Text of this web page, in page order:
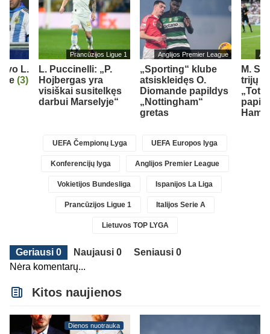
L.
(3)
Prancūzijos Ligue 1
L. Puccinelli: „P.
Hojbergas yra
visiškai susitelkęs
darbui Marselyje“
Anglijos Premier League
„Sporting“ klube
atsiskleidęs O.
Diomande papildys
„Nottingham“
gretas
M.
trijų
UEFA Čempionų Lyga UEFA Europos lyga
Konferencijų lyga Anglijos Premier League
Vokietijos Bundesliga Ispanijos La Liga
Prancūzijos Ligue 1 Italijos Serie A
Lietuvos TOP LYGA
Geriausi 0 Naujausi 0
Seniausi 0
Nėra komentarų...
Kitos naujienos
Dienos nuotrauka